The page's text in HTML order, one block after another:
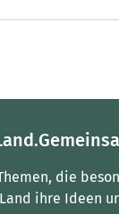
die
ihre Ideen